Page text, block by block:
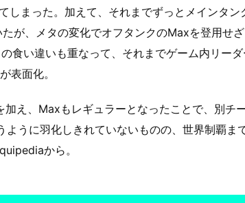
しまった。加えて、それまでずっとメインタン
が、メタの変化でオフタンクのMaxを登用せ
食い違いも重なって、それまでゲーム内リー
表面化。
え、Maxもレギュラーとなったことで、別チ
うに羽化しきれていないものの、世界制覇ま
から。